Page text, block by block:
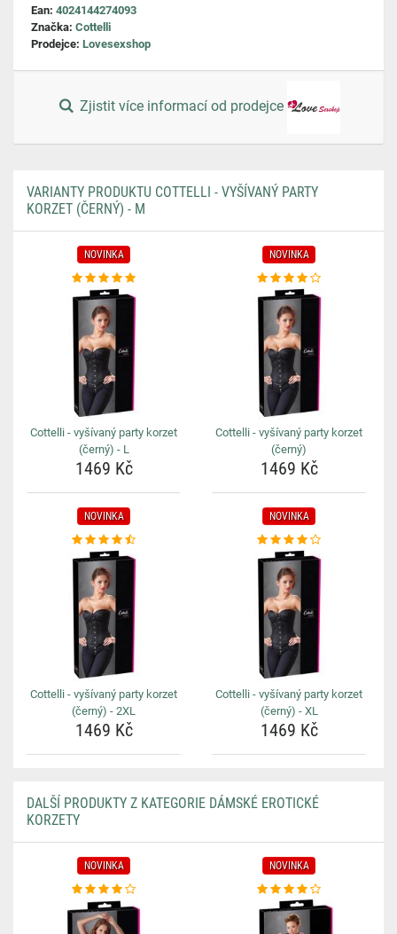
Ean: 4024144274093
Značka: Cottelli
Prodejce: Lovesexshop
Zjistit více informací od prodejce
VARIANTY PRODUKTU COTTELLI - VYŠÍVANÝ PARTY
KORZET (ČERNÝ) - M
NOVINKA
Cottelli - vyšívaný party korzet
(černý) - L
1469 Kč
NOVINKA
Cottelli - vyšívaný party korzet
(černý)
1469 Kč
NOVINKA
Cottelli - vyšívaný party korzet
(černý) - 2XL
1469 Kč
NOVINKA
Cottelli - vyšívaný party korzet
(černý) - XL
1469 Kč
DALŠÍ PRODUKTY Z KATEGORIE DÁMSKÉ EROTICKÉ
KORZETY
NOVINKA NOVINKA